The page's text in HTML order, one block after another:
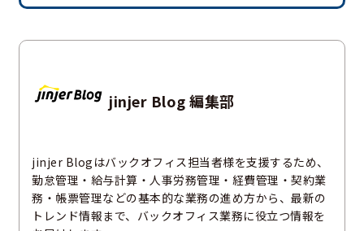
jinjer Blog 編集部
jinjer Blogはバックオフィス担当者様を支援するため、
勤怠管理・給与計算・人事労務管理・経費管理・契約業
務・帳票管理などの基本的な業務の進め方から、最新の
トレンド情報まで、バックオフィス業務に役立つ情報を